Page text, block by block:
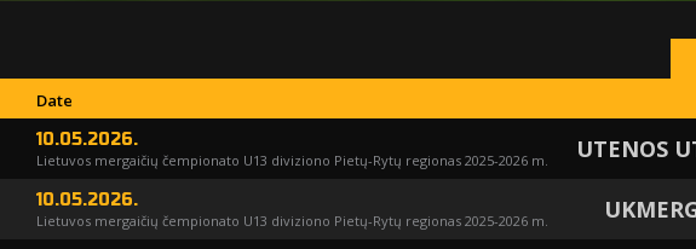
Date
10.05.2026.
Lietuvos mergaičių čempionato U13 diviziono Pietų-Rytų regionas 2025-2026 m. UTENOS
10.05.2026.
Lietuvos mergaičių čempionato U13 diviziono Pietų-Rytų regionas 2025-2026 m.